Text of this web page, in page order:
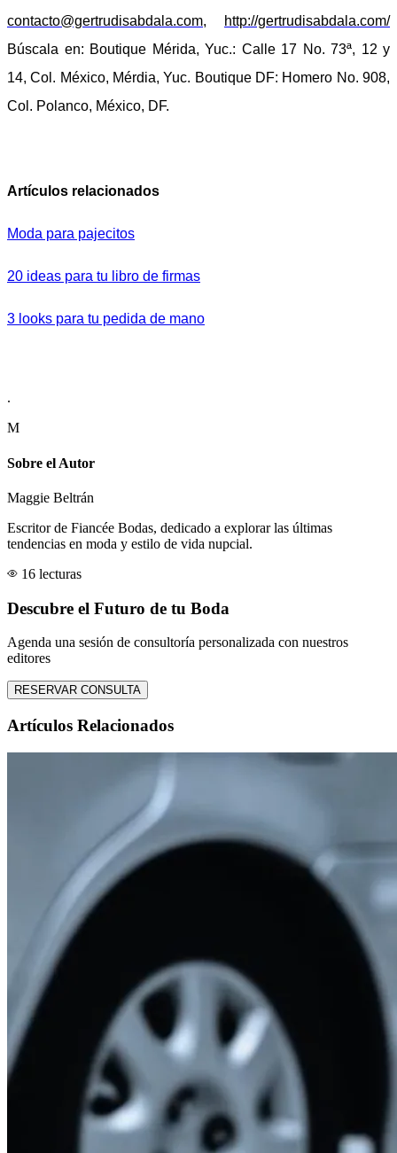
contacto@gertrudisabdala.com,
http://gertrudisabdala.com/
Búscala en: Boutique Mérida, Yuc.: Calle 17 No. 73ª, 12 y
14, Col. México, Mérdia, Yuc. Boutique DF: Homero No. 908,
Col. Polanco, México, DF.
Artículos relacionados
Moda para pajecitos
20 ideas para tu libro de firmas
3 looks para tu pedida de mano
.
M
Sobre el Autor
Maggie Beltrán
Escritor de Fiancée Bodas, dedicado a explorar las últimas
tendencias en moda y estilo de vida nupcial.
16 lecturas
Descubre el Futuro de tu Boda
Agenda una sesión de consultoría personalizada con nuestros
editores
RESERVAR CONSULTA
Artículos Relacionados